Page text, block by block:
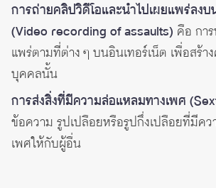
การถ่ายคลิปวิดีโอและนำไปเผยแพร่ลงบ
(Video recording of assaults) คือ กา
แพร่ตามที่ต่าง ๆ บนอินเทอร์เน็ต เพื่อสร้า
บุคคลนั้น
การส่งสิ่งที่มีความล่อแหลมทางเพศ
ข้อความ รูปเปลือยหรือรูปกึ่งเปลือยที่มีค
เพศให้กับผู้อื่น